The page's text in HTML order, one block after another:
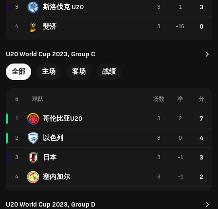
3 斯洛伐克 U20
4 斐济
3 1 3
3 -16 0
U20 World Cup 2023, Group C
全部 主场 客场 战绩
# 球队
1 哥伦比亚U20
2 以色列
3 日本
4 塞内加尔
场数 净 分
3 2 7
3 0 4
3 -1 3
3 -1 2
U20 World Cup 2023, Group D